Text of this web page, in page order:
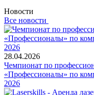
Новости
Все новости
28.04.2026
Чемпионат по
«Профессионалы» по
2026